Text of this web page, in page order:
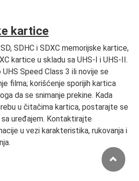
kartice
SDHC i SDXC memorijske kartice,
kartice u skladu sa UHS-I i UHS-II.
Speed Class 3 ili novije se
filma; korišćenje sporijih kartica
da se snimanje prekine. Kada
u čitačima kartica, postarajte se
uređajem. Kontaktirajte
u vezi karakteristika, rukovanja i